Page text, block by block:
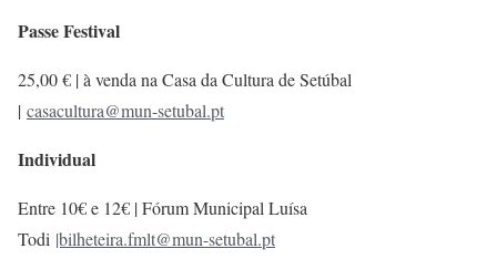
Passe Festival
25,00 € | à venda na Casa da Cultura de Setúbal
| casacultura@mun-setubal.pt
Individual
Entre 10€ e 12€ | Fórum Municipal Luísa
Todi |bilheteira.fmlt@mun-setubal.pt